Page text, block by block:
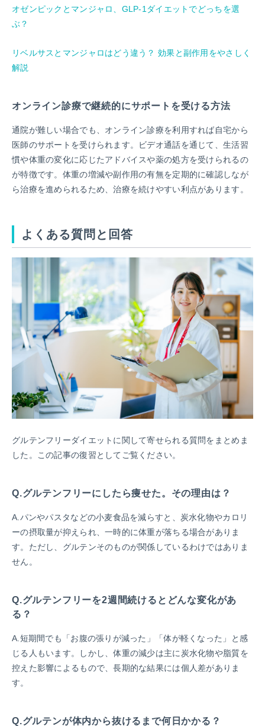
オゼンピックとマンジャロ、GLP-1ダイエットでどっちを選
ぶ？
リベルサスとマンジャロはどう違う？ 効果と副作用をやさしく
解説
オンライン診療で継続的にサポートを受ける方法
通院が難しい場合でも、オンライン診療を利用すれば自宅から
医師のサポートを受けられます。ビデオ通話を通じて、生活習
慣や体重の変化に応じたアドバイスや薬の処方を受けられるの
が特徴です。体重の増減や副作用の有無を定期的に確認しなが
ら治療を進められるため、治療を続けやすい利点があります。
よくある質問と回答
グルテンフリーダイエットに関して寄せられる質問をまとめま
した。この記事の復習としてご覧ください。
Q.グルテンフリーにしたら痩せた。その理由は？
A.パンやパスタなどの小麦食品を減らすと、炭水化物やカロリ
ーの摂取量が抑えられ、一時的に体重が落ちる場合がありま
す。ただし、グルテンそのものが関係しているわけではありま
せん。
Q.グルテンフリーを2週間続けるとどんな変化があ
る？
A.短期間でも「お腹の張りが減った」「体が軽くなった」と感
じる人もいます。しかし、体重の減少は主に炭水化物や脂質を
控えた影響によるもので、長期的な結果には個人差がありま
す。
Q.グルテンが体内から抜けるまで何日かかる？